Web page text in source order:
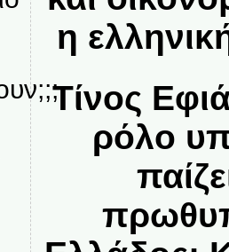
η
Τίνος
ρόλο